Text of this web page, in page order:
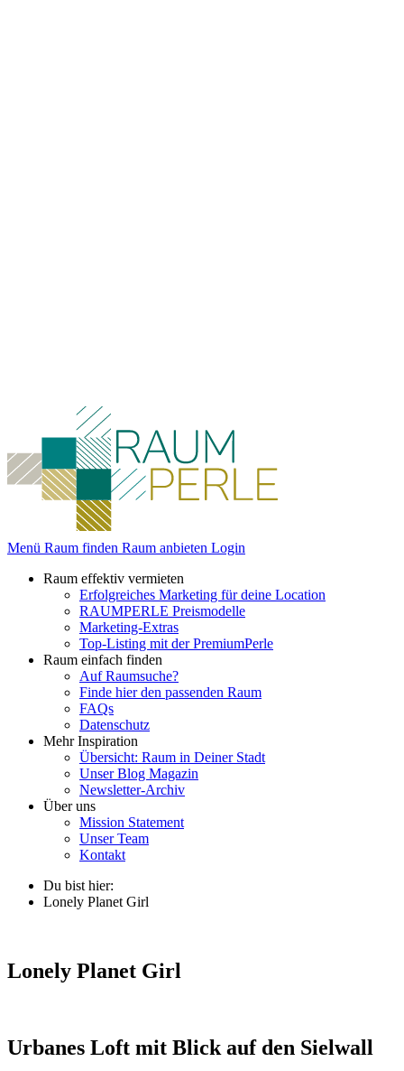
Menü Raum finden Raum anbieten Login
Raum effektiv vermieten
Erfolgreiches Marketing für deine Location
RAUMPERLE Preismodelle
Marketing-Extras
Top-Listing mit der PremiumPerle
Raum einfach finden
Auf Raumsuche?
Finde hier den passenden Raum
FAQs
Datenschutz
Mehr Inspiration
Übersicht: Raum in Deiner Stadt
Unser Blog Magazin
Newsletter-Archiv
Über uns
Mission Statement
Unser Team
Kontakt
Du bist hier:
Lonely Planet Girl
Lonely Planet Girl
Urbanes Loft mit Blick auf den Sielwall